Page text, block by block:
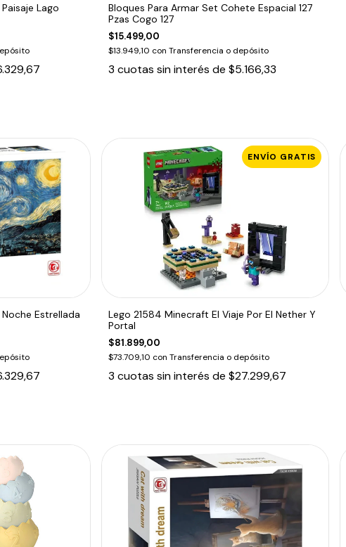
Lago
Bloques Para Armar Set Cohete Espacial 127
Pzas Cogo 127
$15.499,00
$13.949,10 con Transferencia o depósito
3 cuotas sin interés de $5.166,33
Estrellada
ENVÍO GRATIS
Lego 21584 Minecraft El Viaje Por El Nether Y
Portal
$81.899,00
$73.709,10 con Transferencia o depósito
3 cuotas sin interés de $27.299,67